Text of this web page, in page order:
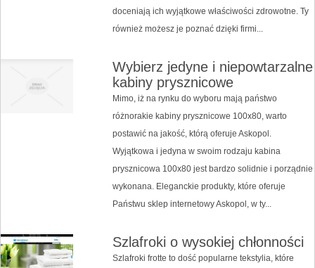
doceniają ich wyjątkowe właściwości zdrowotne. Ty
również możesz je poznać dzięki firmi...
Wybierz jedyne i niepowtarzalne
kabiny prysznicowe
Mimo, iż na rynku do wyboru mają państwo
różnorakie kabiny prysznicowe 100x80, warto
postawić na jakość, którą oferuje Askopol.
Wyjątkowa i jedyna w swoim rodzaju kabina
prysznicowa 100x80 jest bardzo solidnie i porządnie
wykonana. Eleganckie produkty, które oferuje
Państwu sklep internetowy Askopol, w ty...
Szlafroki o wysokiej chłonności
Szlafroki frotte to dość popularne tekstylia, które